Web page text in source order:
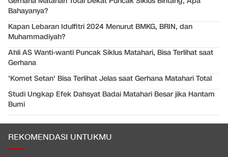
Bahayanya?
Kapan Lebaran Idulfitri 2024 Menurut BMKG, BRIN, dan
Muhammadiyah?
Ahli AS Wanti-wanti Puncak Siklus Matahari, Bisa Terlihat saat
Gerhana
'Komet Setan' Bisa Terlihat Jelas saat Gerhana Matahari Total
Studi Ungkap Efek Dahsyat Badai Matahari Besar jika Hantam
Bumi
REKOMENDASI UNTUKMU